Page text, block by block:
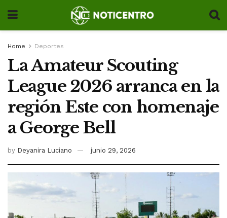
Home Deportes
La Amateur Scouting
League 2026 arranca en la
región Este con homenaje
a George Bell
by Deyanira Luciano junio 29, 2026